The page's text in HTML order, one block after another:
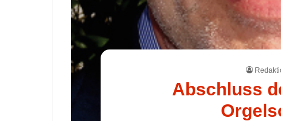
Abschluss